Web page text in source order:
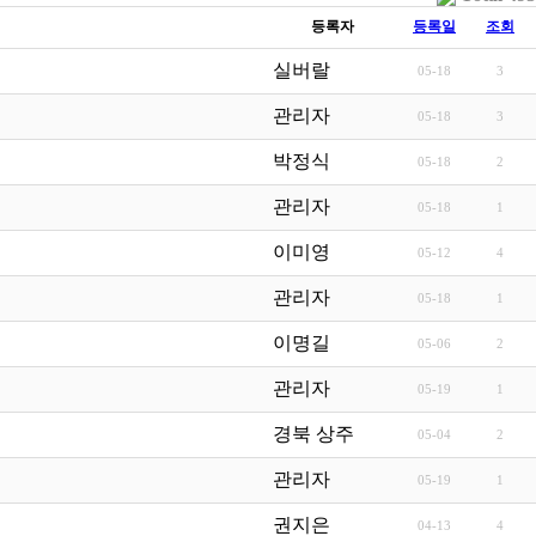
등록자 등록일 조회
실버랄 05-18 3
관리자 05-18 3
박정식 05-18 2
관리자 05-18 1
이미영 05-12 4
관리자 05-18 1
이명길 05-06 2
관리자 05-19 1
경북 상주 05-04 2
관리자 05-19 1
권지은 04-13 4